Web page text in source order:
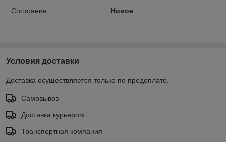
Состояние
Новое
Условия доставки
Доставка осуществляется только по предоплате.
Самовывоз
Доставка курьером
Транспортная компания